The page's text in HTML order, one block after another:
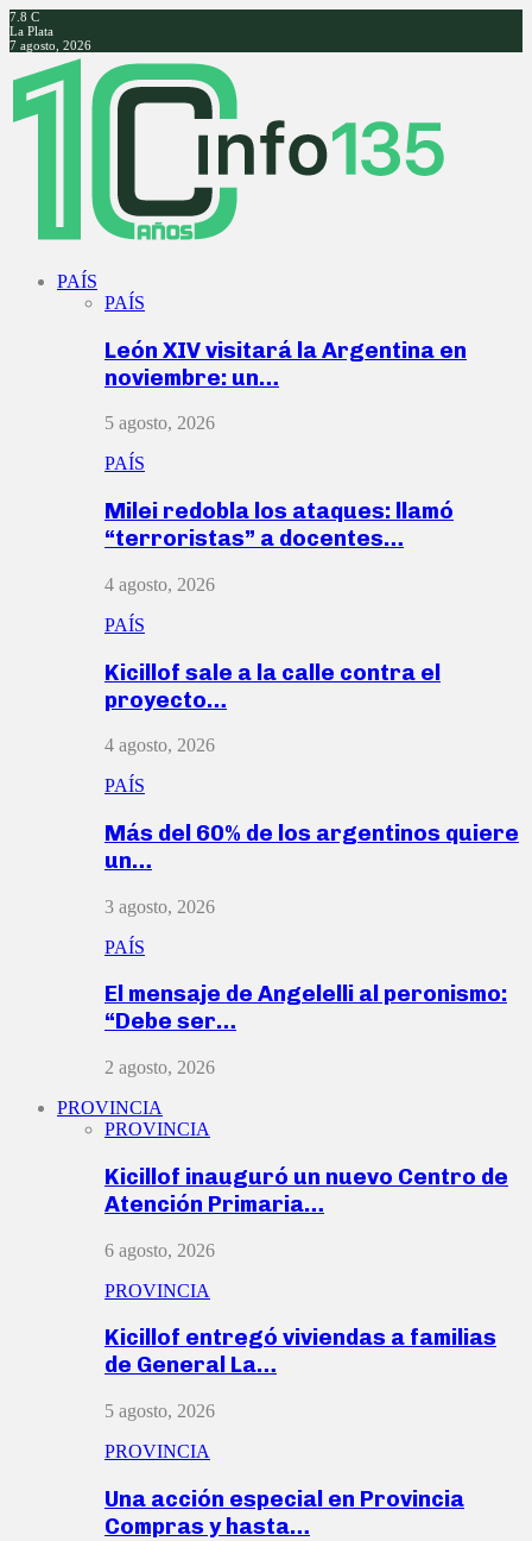
7.8 C
La Plata
7 agosto, 2026
Facebook
Twitter
Instagram
Youtube
PAÍS
PAÍS
León XIV visitará la Argentina en
noviembre: un…
5 agosto, 2026
PAÍS
Milei redobla los ataques: llamó
“terroristas” a docentes…
4 agosto, 2026
PAÍS
Kicillof sale a la calle contra el
proyecto…
4 agosto, 2026
PAÍS
Más del 60% de los argentinos quiere
un…
3 agosto, 2026
PAÍS
El mensaje de Angelelli al peronismo:
“Debe ser…
2 agosto, 2026
PROVINCIA
PROVINCIA
Kicillof inauguró un nuevo Centro de
Atención Primaria…
6 agosto, 2026
PROVINCIA
Kicillof entregó viviendas a familias
de General La…
5 agosto, 2026
PROVINCIA
Una acción especial en Provincia
Compras y hasta…